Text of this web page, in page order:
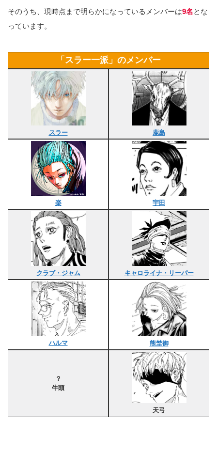
そのうち、現時点まで明らかになっているメンバーは9名とな
っています。
「スラー一派」のメンバー
スラー 鹿島
楽 宇田
クラブ・ジャム キャロライナ・リーパー
ハルマ 熊埜御
？
牛頭
天弓